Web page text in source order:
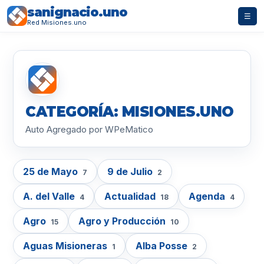
sanignacio.uno
Red Misiones.uno
☰
CATEGORÍA: MISIONES.UNO
Auto Agregado por WPeMatico
25 de Mayo 7 9 de Julio 2
A. del Valle 4 Actualidad 18 Agenda 4
Agro 15 Agro y Producción 10
Aguas Misioneras 1 Alba Posse 2